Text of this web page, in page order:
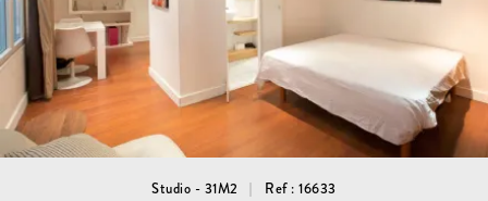
Studio - 31M2 Ref : 16633